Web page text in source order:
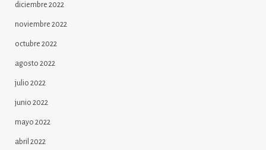
diciembre 2022
noviembre 2022
octubre 2022
agosto 2022
julio 2022
junio 2022
mayo 2022
abril 2022